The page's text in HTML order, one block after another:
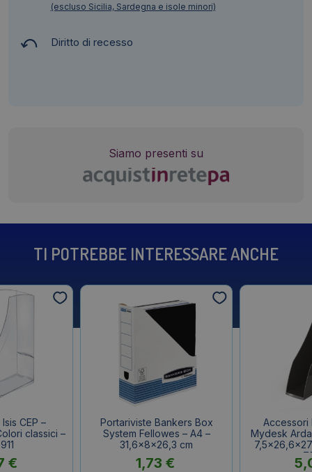
(escluso Sicilia, Sardegna e isole minori)
Diritto di recesso
Siamo presenti su
TI POTREBBE INTERESSARE ANCHE
CEP –
classici –
€
Portariviste Bankers Box
System Fellowes – A4 –
31,6x8x26,3 cm
1,73 €
Accessori
Mydesk